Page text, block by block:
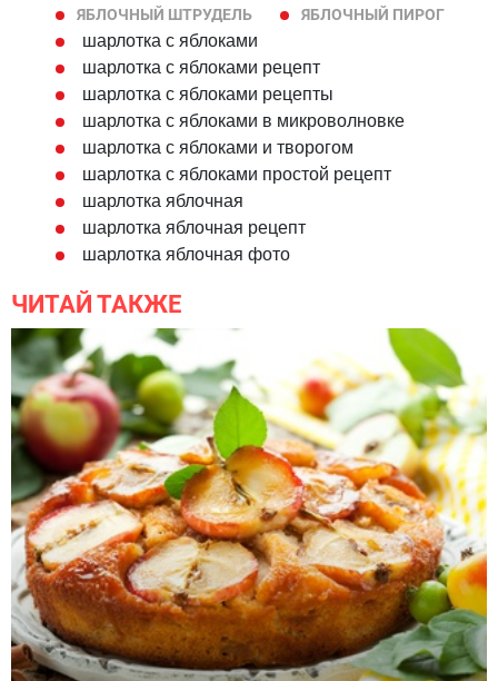
ЯБЛОЧНЫЙ ШТРУДЕЛЬ
ЯБЛОЧНЫЙ ПИРОГ
шарлотка с яблоками
шарлотка с яблоками рецепт
шарлотка с яблоками рецепты
шарлотка с яблоками в микроволновке
шарлотка с яблоками и творогом
шарлотка с яблоками простой рецепт
шарлотка яблочная
шарлотка яблочная рецепт
шарлотка яблочная фото
ЧИТАЙ ТАКЖЕ